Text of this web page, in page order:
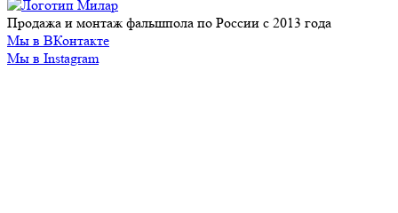
Продажа и монтаж фальшпола по России с 2013 года
Мы в ВКонтакте
Мы в Instagram